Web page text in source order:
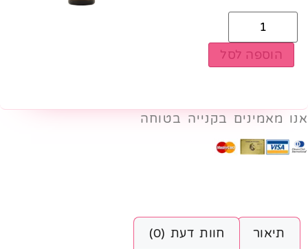
הוספה לסל
אנו מאמינים בקנייה בטוחה
תיאור חוות דעת (0)